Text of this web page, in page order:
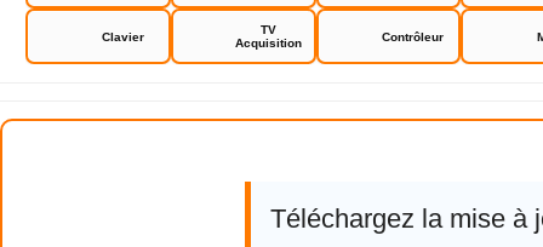
Clavier
TV
Acquisition
Contrôleur
Asrock Z87 OC Formula bios
Téléchargez la mise à